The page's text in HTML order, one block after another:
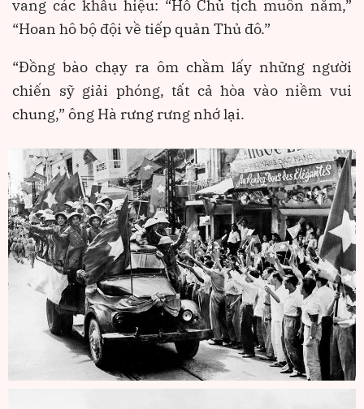
vang các khẩu hiệu: “Hồ Chủ tịch muôn năm,”
“Hoan hô bộ đội về tiếp quản Thủ đô.”
“Đồng bào chạy ra ôm chầm lấy những người
chiến sỹ giải phóng, tất cả hòa vào niềm vui
chung,” ông Hà rưng rưng nhớ lại.